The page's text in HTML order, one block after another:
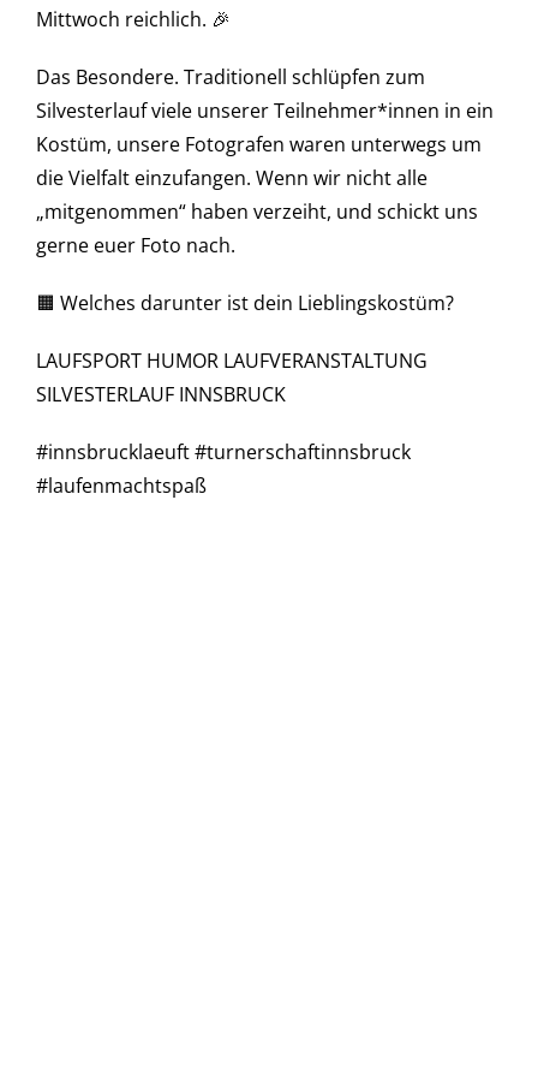
Mittwoch reichlich. 🎉
Das Besondere. Traditionell schlüpfen zum
Silvesterlauf viele unserer Teilnehmer*innen in ein
Kostüm, unsere Fotografen waren unterwegs um
die Vielfalt einzufangen. Wenn wir nicht alle
„mitgenommen“ haben verzeiht, und schickt uns
gerne euer Foto nach.
🟧 Welches darunter ist dein Lieblingskostüm?
LAUFSPORT HUMOR LAUFVERANSTALTUNG
SILVESTERLAUF INNSBRUCK
#innsbrucklaeuft #turnerschaftinnsbruck
#laufenmachtspaß